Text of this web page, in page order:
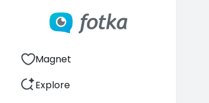
Magnet
Explore